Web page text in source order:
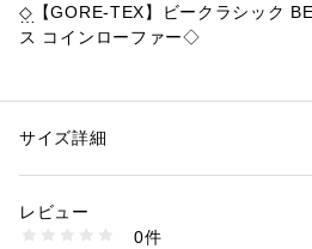
◇【GORE-TEX】ビークラシック
ス コインローファー◇
GORE-TEXプロダクトテクノロジー
し、足元を常にドライで涼しく快適
性別：メンズ
素材：素材：撥水スムースレザー
生産国：カンボジア
1076600000020
サイズ詳細
レビュー
0件